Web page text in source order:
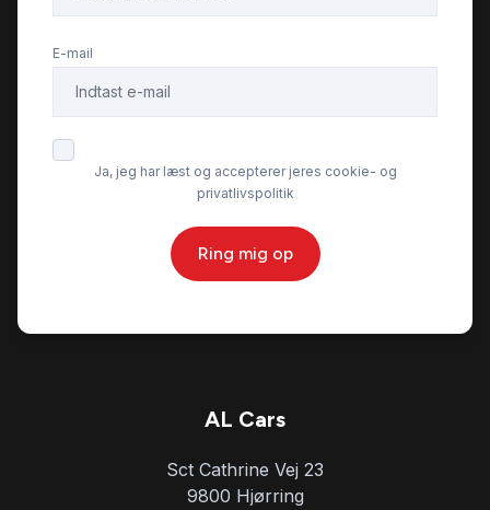
E-mail
Ja, jeg har læst og accepterer jeres cookie- og
privatlivspolitik
Ring mig op
AL Cars
Sct Cathrine Vej 23
9800 Hjørring